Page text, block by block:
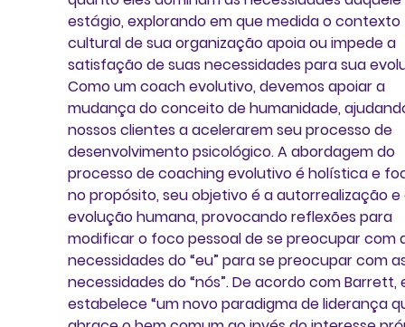
estágio, explorando em que medida o contexto
cultural de sua organização apoia ou impede a
satisfação de suas necessidades para sua
Como um coach evolutivo, devemos apoiar a
mudança do conceito de humanidade,
nossos clientes a acelerarem seu processo de
desenvolvimento psicológico. A abordagem do
processo de coaching evolutivo é holística e
no propósito, seu objetivo é a autorrealização
evolução humana, provocando reflexões para
modificar o foco pessoal de se preocupar com
necessidades do “eu” para se preocupar com
necessidades do “nós”. De acordo com Barrett,
estabelece “um novo paradigma de liderança